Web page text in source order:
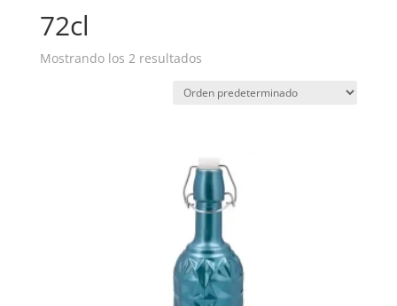
72cl
Mostrando los 2 resultados